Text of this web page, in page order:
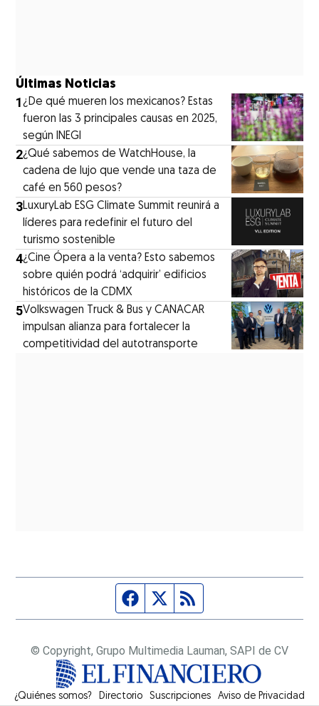
Últimas Noticias
1¿De qué mueren los mexicanos? Estas
fueron las 3 principales causas en 2025,
según INEGI
2¿Qué sabemos de WatchHouse, la
cadena de lujo que vende una taza de
café en 560 pesos?
3LuxuryLab ESG Climate Summit reunirá a
líderes para redefinir el futuro del
turismo sostenible
4¿Cine Ópera a la venta? Esto sabemos
sobre quién podrá ‘adquirir’ edificios
históricos de la CDMX
5Volkswagen Truck & Bus y CANACAR
impulsan alianza para fortalecer la
competitividad del autotransporte
Página de Facebook
Fuente Twitter
© Copyright, Grupo Multimedia Lauman, SAPI de CV
¿Quiénes somos? Directorio Suscripciones Opens in new window
Aviso de Privacidad